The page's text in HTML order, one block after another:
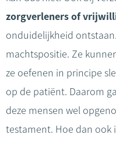
zorgverleners of
onduidelijkheid
machtspositie. Ze
ze oefenen in principe
op de patiënt. Daarom
deze mensen wel
testament. Hoe dan ook